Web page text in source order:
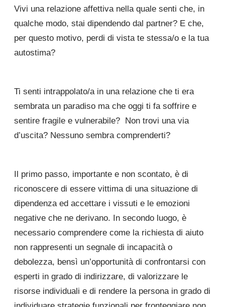
Vivi una relazione affettiva nella quale senti che, in
qualche modo, stai dipendendo dal partner? E che,
per questo motivo, perdi di vista te stessa/o e la tua
autostima?
Ti senti intrappolato/a in una relazione che ti era
sembrata un paradiso ma che oggi ti fa soffrire e
sentire fragile e vulnerabile? Non trovi una via
d’uscita? Nessuno sembra comprenderti?
Il primo passo, importante e non scontato, è di
riconoscere di essere vittima di una situazione di
dipendenza ed accettare i vissuti e le emozioni
negative che ne derivano. In secondo luogo, è
necessario comprendere come la richiesta di aiuto
non rappresenti un segnale di incapacità o
debolezza, bensì un’opportunità di confrontarsi con
esperti in grado di indirizzare, di valorizzare le
risorse individuali e di rendere la persona in grado di